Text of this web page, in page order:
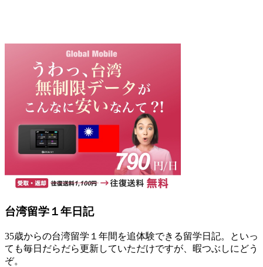
台湾留学１年日記
35歳からの台湾留学１年間を追体験できる留学日記。といっ
ても毎日だらだら更新していただけですが、暇つぶしにどう
ぞ。